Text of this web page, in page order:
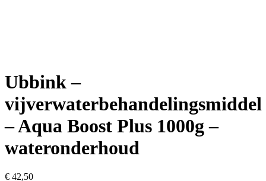
Ubbink –
vijverwaterbehandelingsmiddel
– Aqua Boost Plus 1000g –
wateronderhoud
€ 42,50